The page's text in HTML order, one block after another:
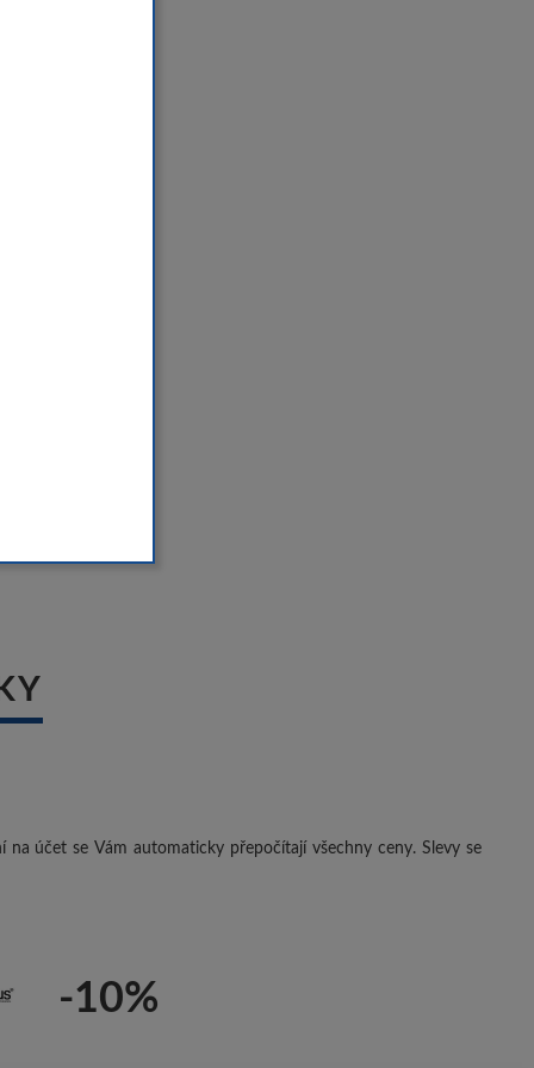
účet se Vám automaticky přepočítají všechny ceny. Slevy se
-10%